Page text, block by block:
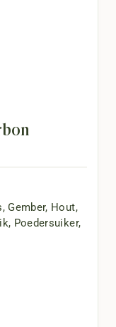
, Gember, Hout,
, Poedersuiker,